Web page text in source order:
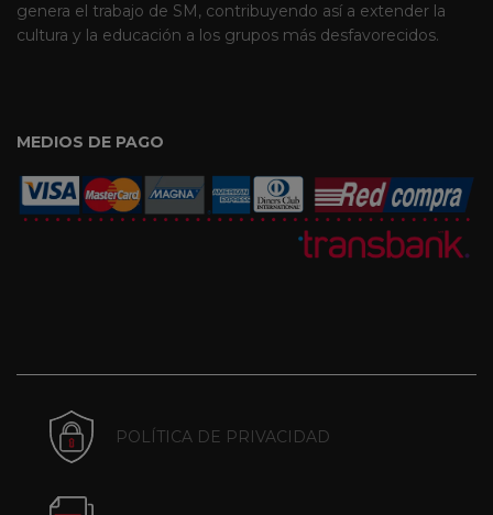
genera el trabajo de SM, contribuyendo así a extender la
cultura y la educación a los grupos más desfavorecidos.
MEDIOS DE PAGO
POLÍTICA DE PRIVACIDAD